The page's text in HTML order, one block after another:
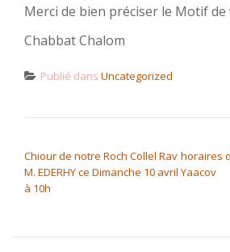
Merci de bien préciser le Motif
Chabbat Chalom
Publié dans Uncategorized
Chiour de notre Roch Collel Rav
M. EDERHY ce Dimanche 10 avril
à 10h
horaires
Yaacov